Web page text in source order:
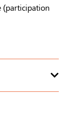
(participation